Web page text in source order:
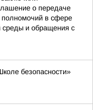
о передаче
в сфере
и обращения с
безопасности»